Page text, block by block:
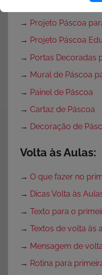
→ Projeto Páscoa
→ Projeto Páscoa
→ Portas Decoradas
→ Mural de Páscoa
→ Painel de Páscoa
→ Cartaz de Páscoa
→ Decoração de
Volta às Aulas:
→ O que fazer no
→ Dicas Volta às
→ Texto para o
→ Textos de volta às
→ Mensagem de
→ Rotina para